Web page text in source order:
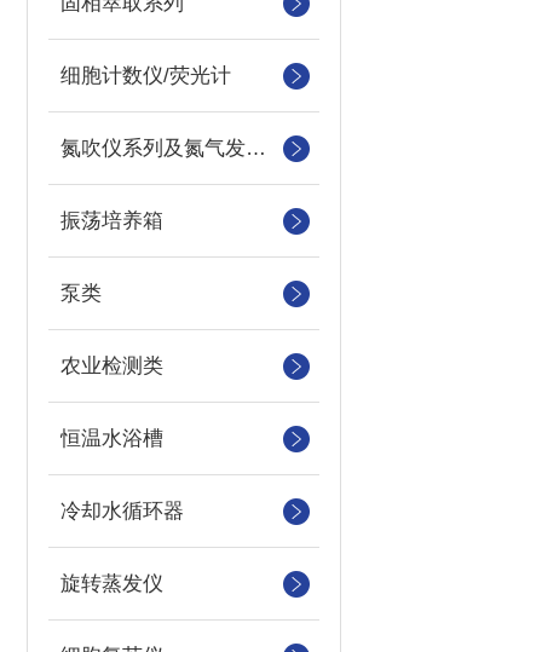
细胞计数仪/荧光计
氮吹仪系列及氮气发生器
振荡培养箱
泵类
农业检测类
恒温水浴槽
冷却水循环器
旋转蒸发仪